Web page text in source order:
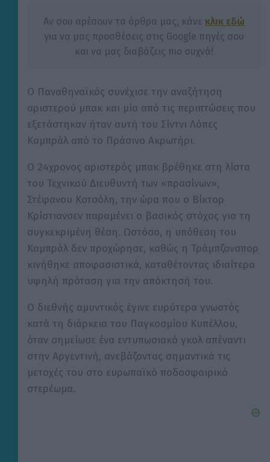
Αν σου αρέσουν τα άρθρα μας, κάνε κλικ εδώ
για να μας προσθέσεις στις Google πηγές σου
και να μας διαβάζεις πιο συχνά!
Ο Παναθηναϊκός συνέχισε την αναζήτηση
αριστερού μπακ και μία από τις περιπτώσεις που
εξετάστηκαν ήταν αυτή του Σίντνι Λόπες
Καμπράλ από το Πράσινο Ακρωτήρι.
Ο 24χρονος αριστερός μπακ βρέθηκε στη λίστα
του Τεχνικού Διευθυντή των «πρασίνων»,
Στέφανου Κοτσόλη, την ώρα που ο Βίκτορ
Κρίστιανσεν παραμένει ο βασικός στόχος για τη
συγκεκριμένη θέση. Ωστόσο, η υπόθεση του
Καμπράλ δεν προχώρησε, καθώς η Τράμπζονσπορ
κινήθηκε αποφασιστικά, καταθέτοντας ιδιαίτερα
υψηλή πρόταση για την απόκτησή του.
Ο διεθνής αμυντικός έγινε ευρύτερα γνωστός
κατά τη διάρκεια του Παγκοσμίου Κυπέλλου,
όταν σημείωσε ένα εντυπωσιακό γκολ απέναντι
στην Αργεντινή, ανεβάζοντας σημαντικά τις
μετοχές του στο ευρωπαϊκό ποδοσφαιρικό
στερέωμα.